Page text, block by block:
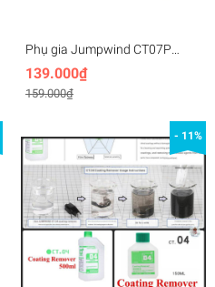
Phụ gia Jumpwind CT07P
Retarder Chất làm chậm, ngăn
ngừa vết bút, cải thiện độ mịn
lớp sơn
139.000₫
159.000₫
- 11%